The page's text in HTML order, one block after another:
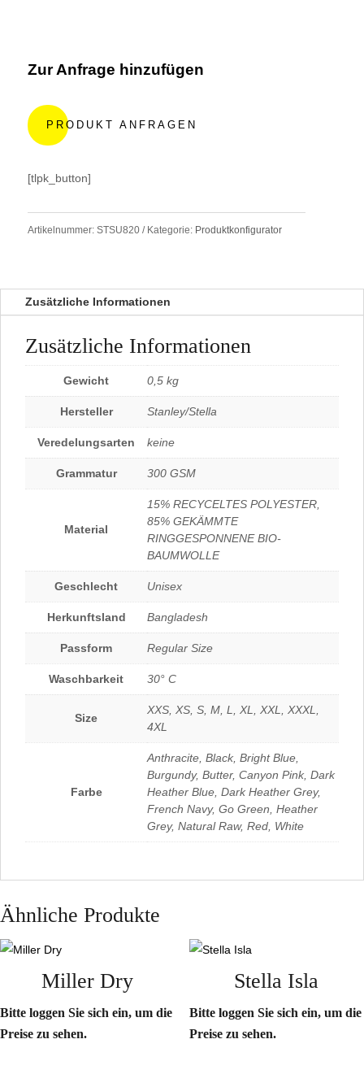
Zur Anfrage hinzufügen
t
e
n
:
PRODUKT ANFRAGEN
[tlpk_button]
Artikelnummer: STSU820 Kategorie: Produktkonfigurator
Zusätzliche Informationen
Zusätzliche Informationen
Gewicht 0,5 kg
Hersteller Stanley/Stella
Veredelungsarten keine
Grammatur 300 GSM
Material
15% RECYCELTES POLYESTER,
85% GEKÄMMTE
RINGGESPONNENE BIO-
BAUMWOLLE
Geschlecht Unisex
Herkunftsland Bangladesh
Passform Regular Size
Waschbarkeit 30° C
Size
XXS, XS, S, M, L, XL, XXL, XXXL,
4XL
Farbe
Anthracite, Black, Bright Blue,
Burgundy, Butter, Canyon Pink, Dark
Heather Blue, Dark Heather Grey,
French Navy, Go Green, Heather
Grey, Natural Raw, Red, White
Ähnliche Produkte
Miller Dry
Bitte loggen Sie sich ein, um die
Preise zu sehen.
Stella Isla
Bitte loggen Sie sich ein, um die
Preise zu sehen.